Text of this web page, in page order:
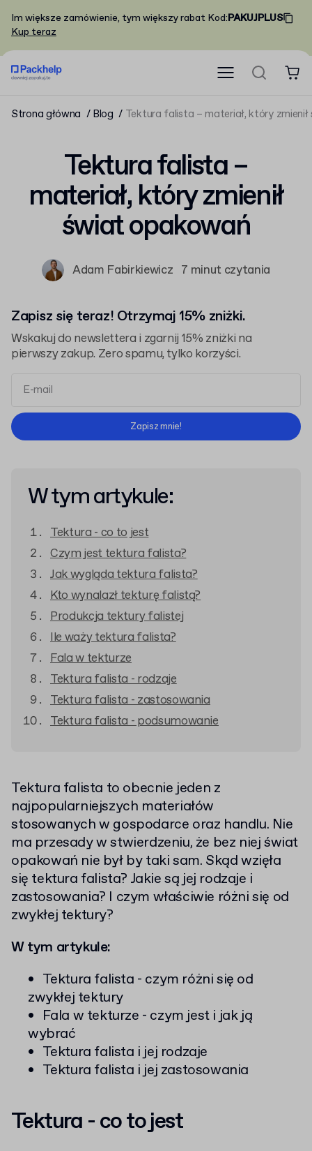
Im większe zamówienie, tym większy rabat Kod:PAKUJPLUS
Kup teraz
Strona główna Blog Tektura falista – materiał, który
Tektura falista –
materiał, który zmienił
świat opakowań
Adam Fabirkiewicz 7 minut czytania
Zapisz się teraz! Otrzymaj 15% zniżki.
Wskakuj do newslettera i zgarnij 15% zniżki na
pierwszy zakup. Zero spamu, tylko korzyści.
Regulaminem Polityką Prywatności
Zapisz mnie!
W tym artykule:
Tektura - co to jest
Czym jest tektura falista?
Jak wygląda tektura falista?
Kto wynalazł tekturę falistą?
Produkcja tektury falistej
Ile waży tektura falista?
Fala w tekturze
Tektura falista - rodzaje
Tektura falista - zastosowania
Tektura falista - podsumowanie
Tektura falista to obecnie jeden z
najpopularniejszych materiałów
stosowanych w gospodarce oraz handlu. Nie
ma przesady w stwierdzeniu, że bez niej świat
opakowań nie był by taki sam. Skąd wzięła
się tektura falista? Jakie są jej rodzaje i
zastosowania? I czym właściwie różni się od
zwykłej tektury?
W tym artykule:
Tektura falista - czym różni się od
zwykłej tektury
Fala w tekturze - czym jest i jak ją
wybrać
Tektura falista i jej rodzaje
Tektura falista i jej zastosowania
Tektura - co to jest